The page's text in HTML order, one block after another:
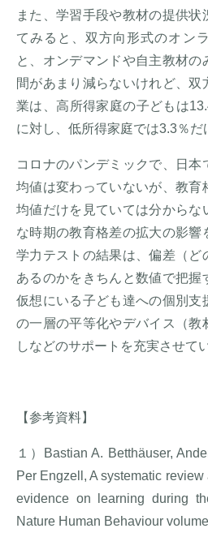
また、学習手段や教材の提供
てみると、双方向形式のオン
と、オンデマンドや自主教材
間があまり減らないけれど、双
業は、高所得家庭の子どもは
に対し、低所得家庭では3.3％だ
コロナのパンデミックで、日
均値は変わっていないが、教育
均値だけを見ていては分からな
な時期の教育格差の拡大の影響
学力テストの結果は、偏差（ど
あるのかをきちんと数値で把握
仮想にいる子ども達への個別支
の一層の平等化やデバイス（教
しなどのサポートを充実させて
【参考資料】
１）Bastian A. Betthäuser,
Per Engzell, A systematic
evidence on learning during
Nature Human Behaviour